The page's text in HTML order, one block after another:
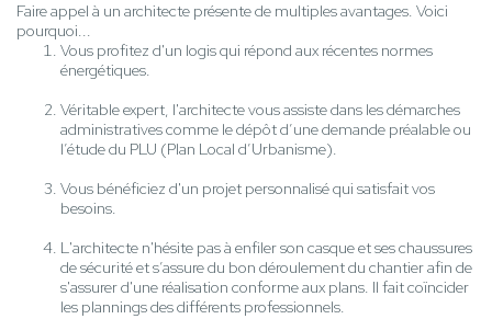
Faire appel à un architecte présente de multiples avantages. Voici
pourquoi...
Vous profitez d'un logis qui répond aux récentes normes
énergétiques.
Véritable expert, l'architecte vous assiste dans les démarches
administratives comme le dépôt d’une demande préalable ou
l’étude du PLU (Plan Local d’Urbanisme).
Vous bénéficiez d'un projet personnalisé qui satisfait vos
besoins.
L'architecte n'hésite pas à enfiler son casque et ses chaussures
de sécurité et s’assure du bon déroulement du chantier afin de
s'assurer d'une réalisation conforme aux plans. Il fait coïncider
les plannings des différents professionnels.